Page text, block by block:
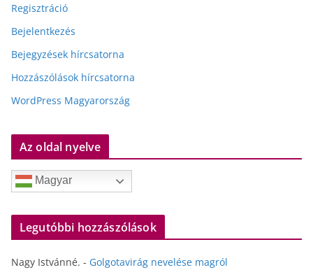
Regisztráció
Bejelentkezés
Bejegyzések hírcsatorna
Hozzászólások hírcsatorna
WordPress Magyarország
Az oldal nyelve
Magyar
Legutóbbi hozzászólások
Nagy Istvánné. - Golgotavirág nevelése magról